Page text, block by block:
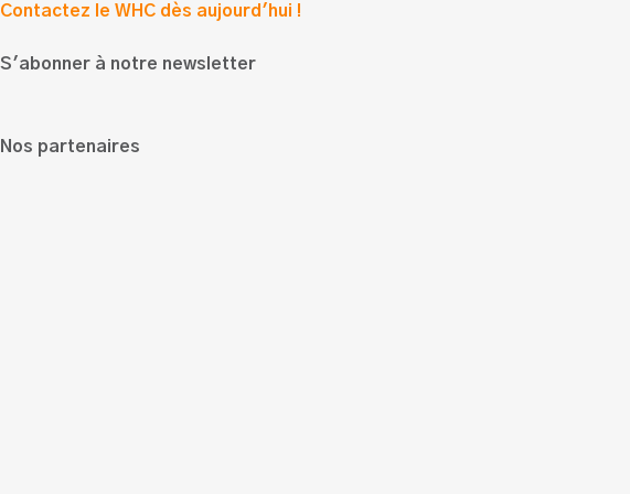
Contactez le WHC dès aujourd'hui !
S'abonner à notre newsletter
Nos partenaires